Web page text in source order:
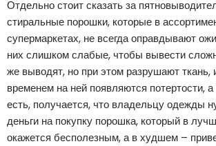
Отдельно стоит сказать за
стиральные порошки, которые в
супермаркетах, не всегда оправдывают
них слишком слабые, чтобы вывести
же выводят, но при этом разрушают ткань,
временем на ней появляются потертости,
есть, получается, что владельцу одежды
деньги на покупку порошка, который в
окажется бесполезным, а в худшем –